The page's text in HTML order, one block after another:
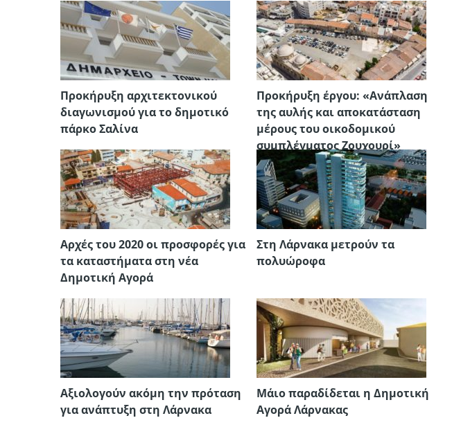
Προκήρυξη αρχιτεκτονικού
διαγωνισμού για το δημοτικό
πάρκο Σαλίνα
Προκήρυξη έργου: «Ανάπλαση
της αυλής και αποκατάσταση
μέρους του οικοδομικού
συμπλέγματος Ζουχουρί»
Αρχές του 2020 οι προσφορές για
τα καταστήματα στη νέα
Δημοτική Αγορά
Στη Λάρνακα μετρούν τα
πολυώροφα
Αξιολογούν ακόμη την πρόταση
για ανάπτυξη στη Λάρνακα
Μάιο παραδίδεται η Δημοτική
Αγορά Λάρνακας